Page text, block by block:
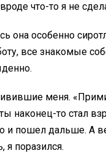
что-то я не
она особенно
все знакомые
меня.
наконец-то стал
и пошел дальше. А
я поразился.